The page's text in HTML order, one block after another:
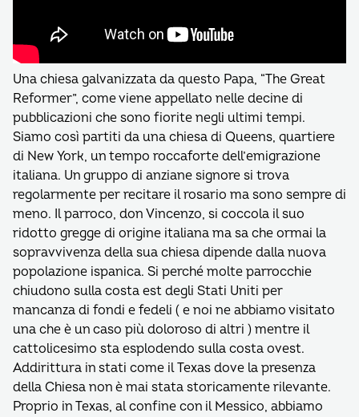
Una chiesa galvanizzata da questo Papa, “The Great
Reformer”, come viene appellato nelle decine di
pubblicazioni che sono fiorite negli ultimi tempi.
Siamo così partiti da una chiesa di Queens, quartiere
di New York, un tempo roccaforte dell’emigrazione
italiana. Un gruppo di anziane signore si trova
regolarmente per recitare il rosario ma sono sempre di
meno. Il parroco, don Vincenzo, si coccola il suo
ridotto gregge di origine italiana ma sa che ormai la
sopravvivenza della sua chiesa dipende dalla nuova
popolazione ispanica. Si perché molte parrocchie
chiudono sulla costa est degli Stati Uniti per
mancanza di fondi e fedeli ( e noi ne abbiamo visitato
una che è un caso più doloroso di altri ) mentre il
cattolicesimo sta esplodendo sulla costa ovest.
Addirittura in stati come il Texas dove la presenza
della Chiesa non è mai stata storicamente rilevante.
Proprio in Texas, al confine con il Messico, abbiamo